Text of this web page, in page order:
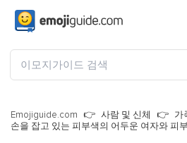
Emojiguide.com 사람 및 신체
가
손을 잡고 있는 피부색의 어두운 여자와 피